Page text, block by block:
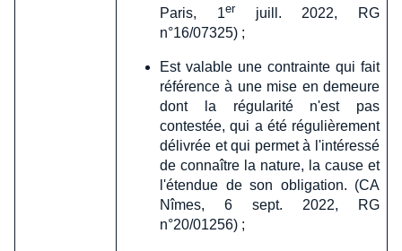
Paris, 1er juill. 2022, RG
n°16/07325) ;
Est valable une contrainte qui fait
référence à une mise en demeure
dont la régularité n'est pas
contestée, qui a été régulièrement
délivrée et qui permet à l'intéressé
de connaître la nature, la cause et
l'étendue de son obligation. (CA
Nîmes, 6 sept. 2022, RG
n°20/01256) ;